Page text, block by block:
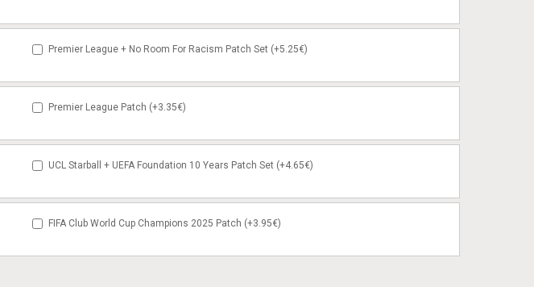
Premier League + No Room For Racism Patch Set (+5.25€)
Premier League Patch (+3.35€)
UCL Starball + UEFA Foundation 10 Years Patch Set (+4.65€)
FIFA Club World Cup Champions 2025 Patch (+3.95€)